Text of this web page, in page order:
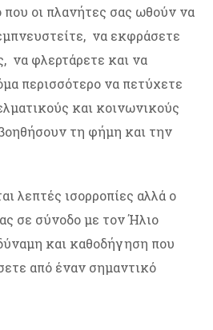
που οι πλανήτες σας ωθούν να
να εκφράσετε
να φλερτάρετε και να
περισσότερο να πετύχετε
και κοινωνικούς
τη φήμη και την
λεπτές ισορροπίες αλλά ο
σε σύνοδο με τον Ήλιο
και καθοδήγηση που
από έναν σημαντικό